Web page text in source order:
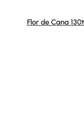
Durchschnittliche
Flor de Cana